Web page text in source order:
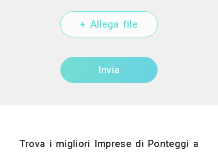
+ Allega file
Invia
Trova i migliori Imprese di Ponteggi a